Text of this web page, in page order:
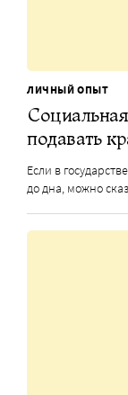
ЛИЧНЫЙ ОПЫТ
подавать
Если в
до дна, можно